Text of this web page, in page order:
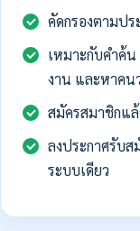
คัดกรองตามป
เหมาะกับคำค้
งาน และหาคน
สมัครสมาชิกแ
ลงประกาศรับส
ระบบเดียว